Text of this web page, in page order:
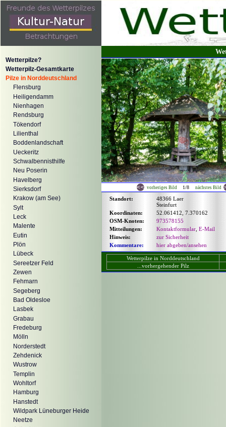
Wetterpilze?
Wetterpilz-Gesamtkarte
Pilze in Norddeutschland
Flensburg
Heiligendamm
Nienhagen
Rendsburg
Tökendorf
Lilienthal
Boddenlandschaft
Ueckeritz
Schwalbennisthilfe
Neu Poserin
Havelberg
Sierksdorf
Krakow (am See)
Sylt
Leck
Malente
Eutin
Plön
Lübeck
Sereetzer Feld
Zewen
Fehmarn
Segeberg
Bad Oldesloe
Lasbek
Grabau
Fredeburg
Mölln
Norderstedt
Zehdenick
Wustrow
Templin
Wohltorf
Hamburg
Hanstedt
Wildpark Lüneburger Heide
Neetze
vorheriges Bild 1/8 nächstes Bild
Standort:
48366 Laer
Steinfurt
Koordinaten:
52.061412, 7.370162
OSM-Knoten:
973578155
Mitteilungen:
Kontaktformular E-Mail
Hinweis:
zur Sicherheit
Kommentare:
hier abgeben/ansehen
Wetterpilze in Norddeutschland
...vorhergehender Pilz